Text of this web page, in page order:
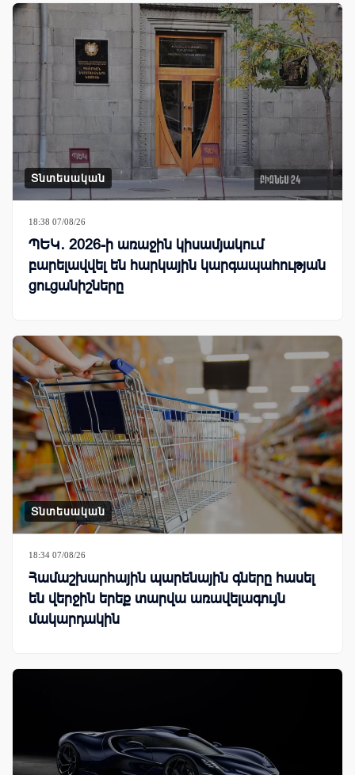
Տնտեսական
18:38 07/08/26
ՊԵԿ․ 2026-ի առաջին կիսամյակում
բարելավվել են հարկային կարգապահության
ցուցանիշները
Տնտեսական
18:34 07/08/26
Համաշխարհային պարենային գները հասել
են վերջին երեք տարվա առավելագույն
մակարդակին